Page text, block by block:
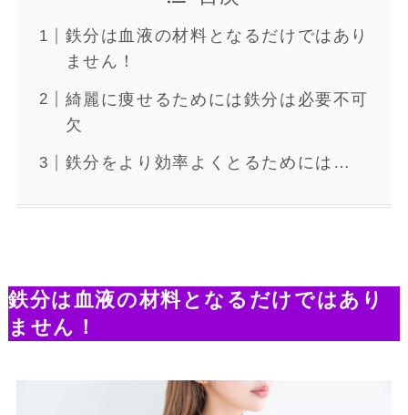
鉄分は血液の材料となるだけではあり
ません！
綺麗に痩せるためには鉄分は必要不可
欠
鉄分をより効率よくとるためには…
鉄分は血液の材料となるだけではあり
ません！